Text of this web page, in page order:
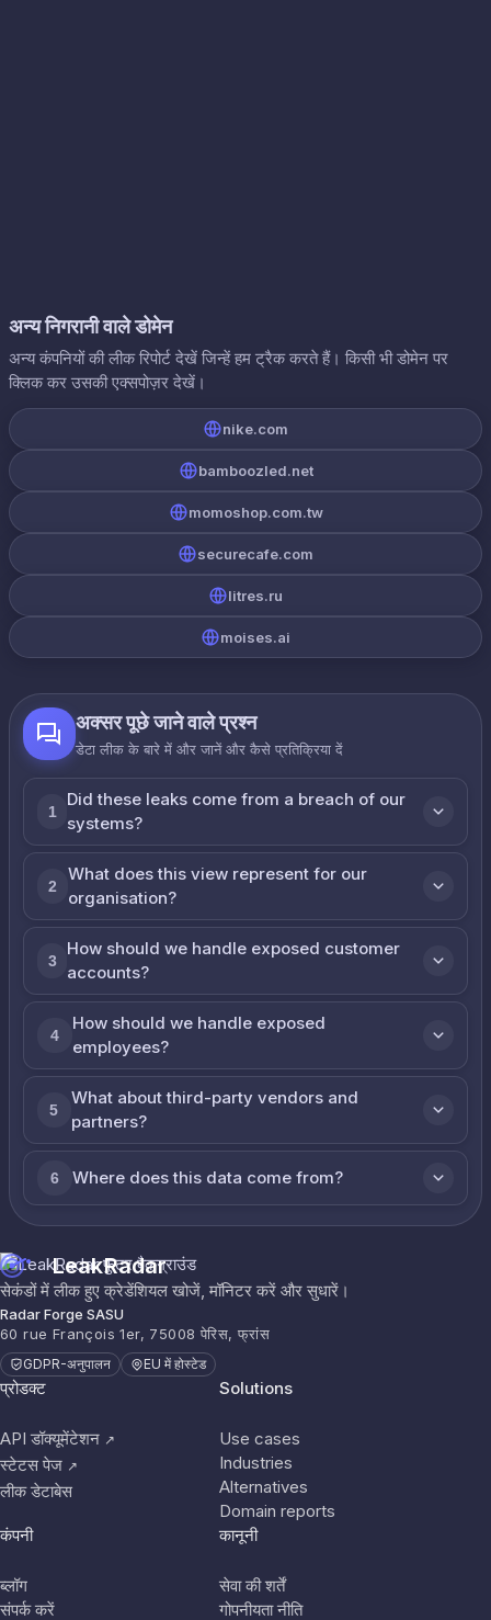
अन्य निगरानी वाले डोमेन
अन्य कंपनियों की लीक रिपोर्ट देखें जिन्हें हम ट्रैक करते हैं। किसी भी डोमेन पर
क्लिक कर उसकी एक्सपोज़र देखें।
nike.com
bamboozled.net
momoshop.com.tw
securecafe.com
litres.ru
moises.ai
अक्सर पूछे जाने वाले प्रश्न
डेटा लीक के बारे में और जानें और कैसे प्रतिक्रिया दें
1
Did these leaks come from a breach of our
systems?
2
What does this view represent for our
organisation?
3
How should we handle exposed customer
accounts?
4
How should we handle exposed
employees?
5
What about third-party vendors and
partners?
6 Where does this data come from?
LeakRadar
सेकंडों में लीक हुए क्रेडेंशियल खोजें, मॉनिटर करें और सुधारें।
Radar Forge SASU
60 rue François 1er, 75008 पेरिस, फ्रांस
GDPR-अनुपालन EU में होस्टेड
प्रोडक्ट
API डॉक्यूमेंटेशन ↗
स्टेटस पेज ↗
लीक डेटाबेस
Solutions
Use cases
Industries
Alternatives
Domain reports
कंपनी
ब्लॉग
संपर्क करें
कानूनी
सेवा की शर्तें
गोपनीयता नीति